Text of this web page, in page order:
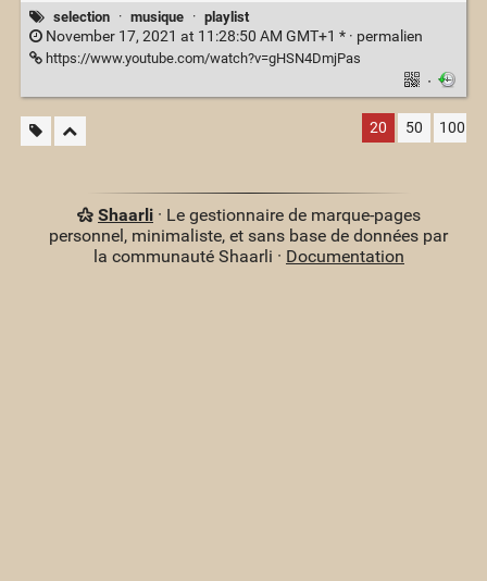
selection · musique · playlist
November 17, 2021 at 11:28:50 AM GMT+1 * · permalien
https://www.youtube.com/watch?v=gHSN4DmjPas
·
20 50 100
Shaarli· Le gestionnaire de marque-pages
personnel, minimaliste, et sans base de données par
la communauté Shaarli · Documentation